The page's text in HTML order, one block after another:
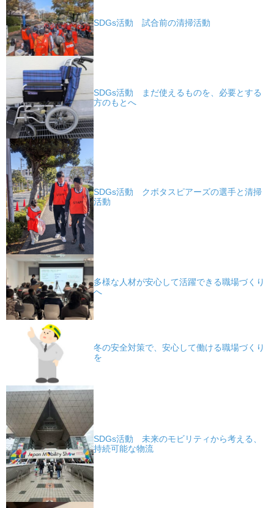
SDGs活動 試合前の清掃活動
SDGs活動 まだ使えるものを、必要とする
方のもとへ
SDGs活動 クボタスピアーズの選手と清掃
活動
多様な人材が安心して活躍できる職場づくり
へ
冬の安全対策で、安心して働ける職場づくり
を
SDGs活動 未来のモビリティから考える、
持続可能な物流